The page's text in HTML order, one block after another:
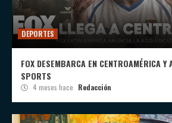
DEPORTES
FOX DESEMBARCA EN CENTROAMÉRICA
SPORTS
4 meses hace Redacción